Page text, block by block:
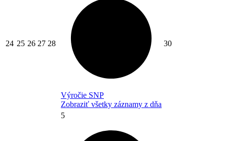
24 25 26 27 28
Výročie SNP
Zobraziť všetky záznamy z dňa
30
5